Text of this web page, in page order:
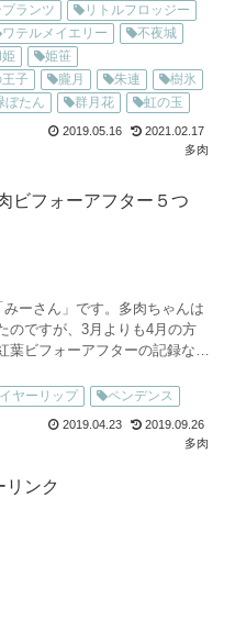
2019.05.16
2021.02.17
多肉
ランツ
リトルフロッジー
ワテルメイエリー
不夜城
姫笹
子 朧月 朱連
樹氷
ぼたん 群月花
虹の玉
ビフォーアフター５つ
ーさん」です。多肉ちゃんは
のですが、3月よりも4月の方
ビフォーアフターの記録なの
思ってもいなかった...
2019.04.23
2019.09.26
多肉
ヤーリップ
ペンデンス
リンク